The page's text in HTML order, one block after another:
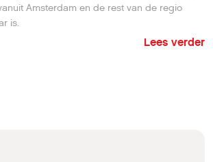
Amsterdam en de rest van de regio
is.
Lees verder